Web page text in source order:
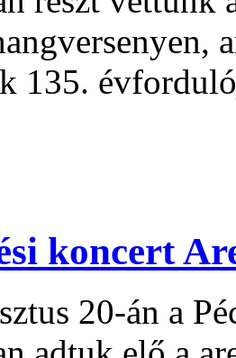
135.
koncert
20-án a